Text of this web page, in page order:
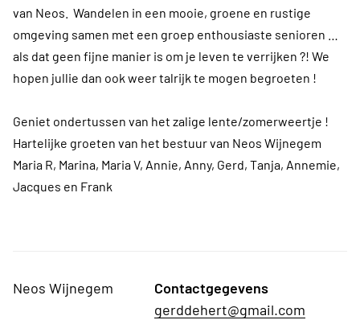
van Neos. Wandelen in een mooie, groene en rustige
omgeving samen met een groep enthousiaste senioren …
als dat geen fijne manier is om je leven te verrijken ?! We
hopen jullie dan ook weer talrijk te mogen begroeten !
Geniet ondertussen van het zalige lente/zomerweertje !
Hartelijke groeten van het bestuur van Neos Wijnegem
Maria R, Marina, Maria V, Annie, Anny, Gerd, Tanja, Annemie,
Jacques en Frank
Neos Wijnegem
Contactgegevens
gerddehert@gmail.com